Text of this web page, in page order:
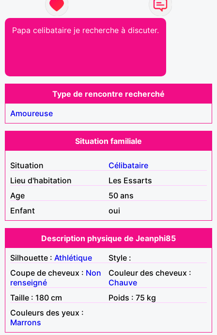
Papa celibataire je recherche à discuter.
Type de rencontre recherché
Amoureuse
Situation familiale
Situation
Célibataire
Lieu d'habitation
Les Essarts
Age
50 ans
Enfant
oui
Description physique de Jeanphi85
Silhouette : Athlétique
Style :
Coupe de cheveux : Non
renseigné
Couleur des cheveux :
Chauve
Taille : 180 cm
Poids : 75 kg
Couleurs des yeux :
Marrons